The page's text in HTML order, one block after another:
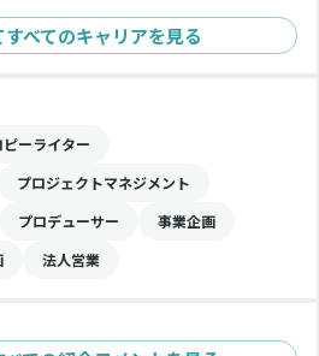
べてのキャリアを見る
ピーライター
プロジェクトマネジメント
プロデューサー
事業企画
法人営業